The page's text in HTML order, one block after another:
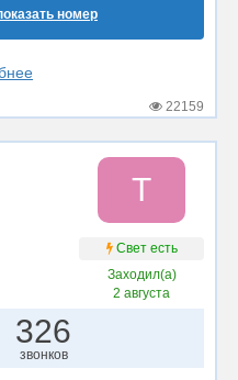
номер
22159
T
Свет есть
Заходил(а)
2 августа
326
звонков